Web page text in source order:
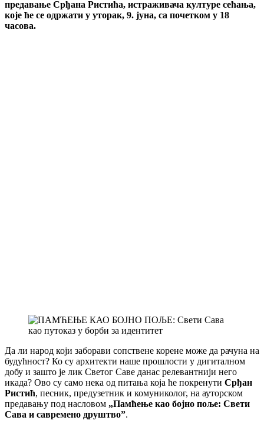
предавање Срђана Ристића, истраживача културе сећања,
које ће се одржати у уторак, 9. јуна, са почетком у 18
часова.
Да ли народ који заборави сопствене корене може да рачуна на
будућност? Ко су архитекти наше прошлости у дигиталном
добу и зашто је лик Светог Саве данас релевантнији него
икада? Ово су само нека од питања која ће покренути Срђан
Ристић, песник, предузетник и комуниколог, на ауторском
предавању под насловом „Памћење као бојно поље: Свети
Сава и савремено друштво”.